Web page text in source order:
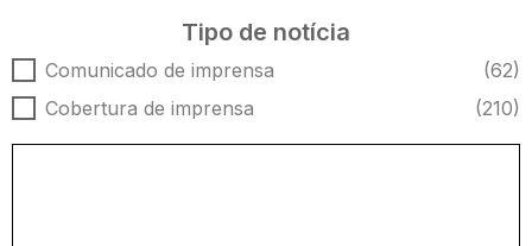
Tipo de notícia
Tipo de notícia
Comunicado de imprensa
(62)
Cobertura de imprensa
(210)